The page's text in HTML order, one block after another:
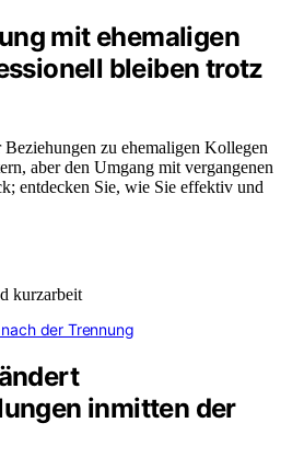
mit ehemaligen
bleiben trotz
zu ehemaligen Kollegen
aber den Umgang mit vergangenen
entdecken Sie, wie Sie effektiv und
der Trennung
inmitten der